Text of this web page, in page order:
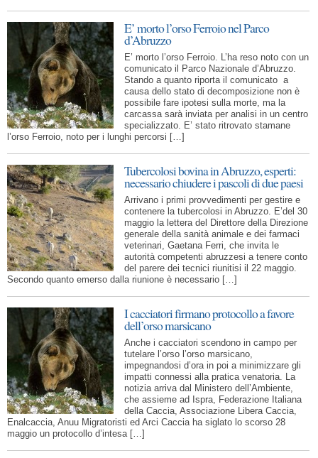
E’ morto l’orso Ferroio nel Parco
d’Abruzzo
E’ morto l’orso Ferroio. L’ha reso noto con un
comunicato il Parco Nazionale d’Abruzzo.
Stando a quanto riporta il comunicato a
causa dello stato di decomposizione non è
possibile fare ipotesi sulla morte, ma la
carcassa sarà inviata per analisi in un centro
specializzato. E’ stato ritrovato stamane
l’orso Ferroio, noto per i lunghi percorsi […]
Tubercolosi bovina in Abruzzo, esperti:
necessario chiudere i pascoli di due paesi
Arrivano i primi provvedimenti per gestire e
contenere la tubercolosi in Abruzzo. E’del 30
maggio la lettera del Direttore della Direzione
generale della sanità animale e dei farmaci
veterinari, Gaetana Ferri, che invita le
autorità competenti abruzzesi a tenere conto
del parere dei tecnici riunitisi il 22 maggio.
Secondo quanto emerso dalla riunione è necessario […]
I cacciatori firmano protocollo a favore
dell’orso marsicano
Anche i cacciatori scendono in campo per
tutelare l’orso l’orso marsicano,
impegnandosi d’ora in poi a minimizzare gli
impatti connessi alla pratica venatoria. La
notizia arriva dal Ministero dell’Ambiente,
che assieme ad Ispra, Federazione Italiana
della Caccia, Associazione Libera Caccia,
Enalcaccia, Anuu Migratoristi ed Arci Caccia ha siglato lo scorso 28
maggio un protocollo d’intesa […]